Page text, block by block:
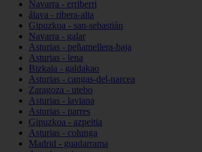
Navarra - erriberri
álava - ribera-alta
Gipuzkoa - san-sebastián
Navarra - galar
Asturias - peñamellera-baja
Asturias - lena
Bizkaia - galdakao
Asturias - cangas-del-narcea
Zaragoza - utebo
Asturias - laviana
Asturias - parres
Gipuzkoa - azpeitia
Asturias - colunga
Madrid - guadarrama